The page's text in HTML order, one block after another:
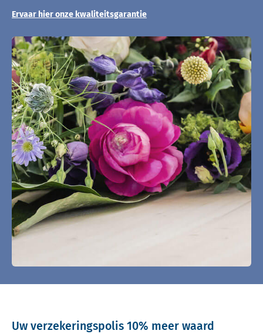
Ervaar hier onze kwaliteitsgarantie
Uw verzekeringspolis 10% meer waard